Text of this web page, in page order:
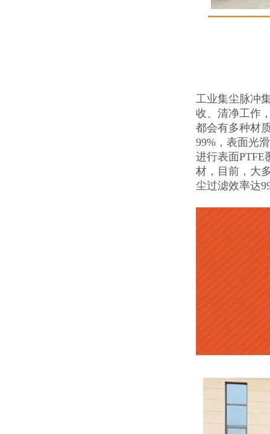
工业集尘脉冲
收、清净工作
都会有多种材
99%，表面光
进行表面
材，目前，大
尘过滤效率达